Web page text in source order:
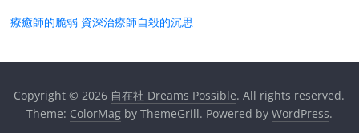
療癒師的脆弱 資深治療師自殺的沉思
Copyright © 2026 自在社 Dreams Possible. All rights reserved.
Theme: ColorMagby ThemeGrill. Powered by WordPress.